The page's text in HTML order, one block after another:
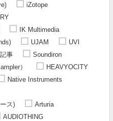
iZotope
IK Multimedia
UJAM
UVI
事
Soundiron
）
HEAVYOCITY
Native Instruments
ス)
Arturia
AUDIOTHING